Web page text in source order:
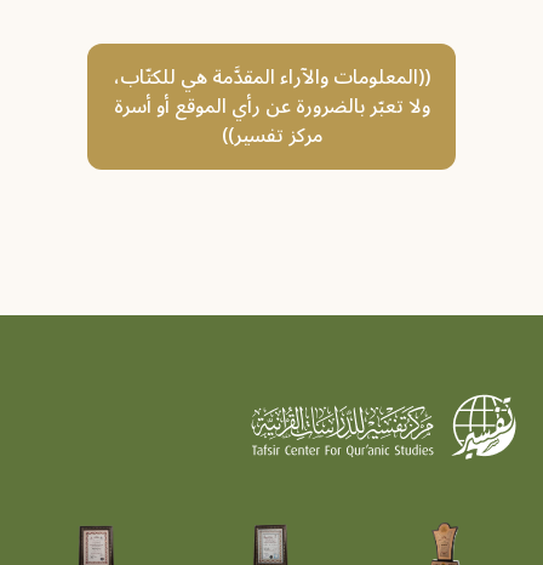
((المعلومات والآراء المقدَّمة هي للكتّاب،
ولا تعبّر بالضرورة عن رأي الموقع أو أسرة
مركز تفسير))